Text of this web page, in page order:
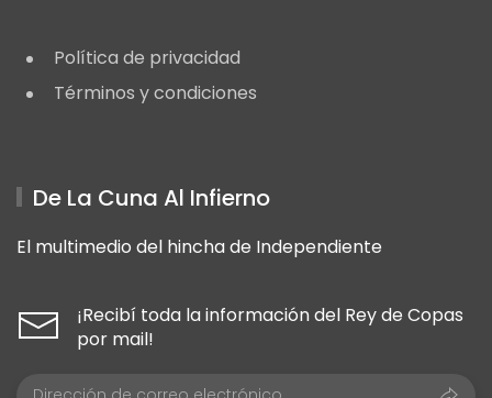
Política de privacidad
Términos y condiciones
De La Cuna Al Infierno
El multimedio del hincha de Independiente
¡Recibí toda la información del Rey de Copas
por mail!